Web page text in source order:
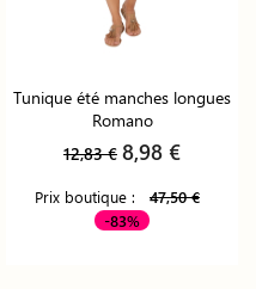
Tunique été manches longues
Romano
12,83 € 8,98 €
Prix boutique :
47,50 €
-83%